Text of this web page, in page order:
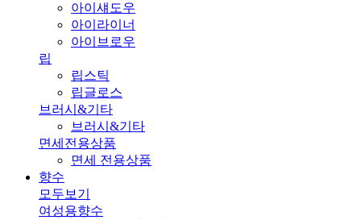
아이섀도우
아이라이너
아이브로우
립
립스틱
립글로스
브러시&기타
브러시&기타
면세전용상품
면세 전용상품
향수
모두보기
여성용향수